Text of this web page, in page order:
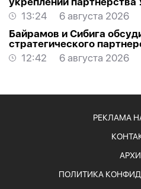
Азербайджана
13:24
6 августа 2026
Байрамов и Сибига
стратегического
12:42
6 августа 2026
РЕКЛАМА
ПОЛИТИКА